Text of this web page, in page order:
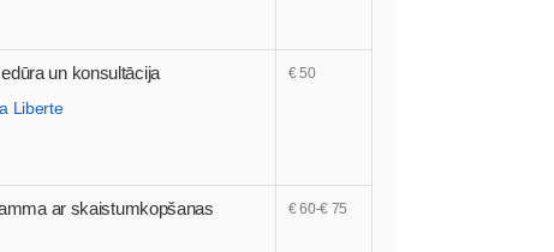
un konsultācija
Liberte
€ 50
ar skaistumkopšanas
€ 60-€ 75